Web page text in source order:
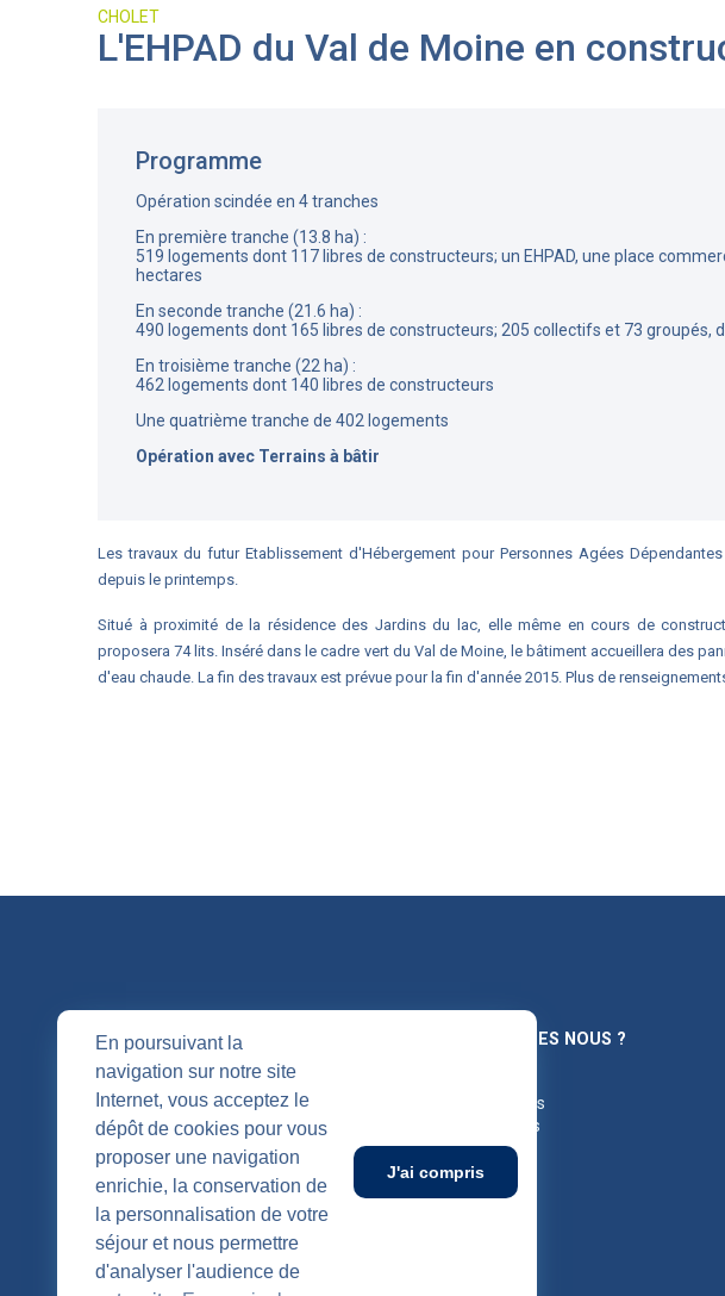
En poursuivant la
navigation sur notre site
Internet, vous acceptez le
dépôt de cookies pour vous
proposer une navigation
enrichie, la conservation de
la personnalisation de votre
séjour et nous permettre
d'analyser l'audience de
J'ai compris
CHOLET
L'EHPAD du Val de Moine en
Programme
Opération scindée en 4 tranches
En première tranche (13.8 ha) :
519 logements dont 117 libres de constructeurs; un EHPAD, une place
hectares
En seconde tranche (21.6 ha) :
490 logements dont 165 libres de constructeurs; 205 collectifs et 73 groupés,
En troisième tranche (22 ha) :
462 logements dont 140 libres de constructeurs
Une quatrième tranche de 402 logements
Opération avec Terrains à bâtir
Les travaux du futur Etablissement d'Hébergement pour Personnes Agées
depuis le printemps.
Situé à proximité de la résidence des Jardins du lac, elle même en cours de
proposera 74 lits. Inséré dans le cadre vert du Val de Moine, le bâtiment accueillera des
d'eau chaude. La fin des travaux est prévue pour la fin d'année 2015. Plus de
SUIVEZ-NOUS
QUI SOMMES NOUS ?
Nos agences
Publications